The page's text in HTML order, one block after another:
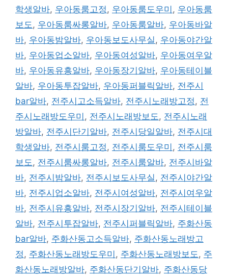
학생알바, 우아동룸고정, 우아동룸도우미 , 우아동룸
보도, 우아동룸싸롱알바, 우아동룸알바, 우아동바알
바, 우아동밤알바, 우아동보도사무실, 우아동야간알
바, 우아동업소알바, 우아동여성알바, 우아동여우알
바, 우아동유흥알바, 우아동장기알바, 우아동테이블
알바, 우아동투잡알바, 우아동퍼블릭알바, 전주시
bar알바, 전주시고소득알바, 전주시노래방고정, 전
주시노래방도우미 , 전주시노래방보도, 전주시노래
방알바, 전주시단기알바, 전주시당일알바, 전주시대
학생알바, 전주시룸고정, 전주시룸도우미 , 전주시룸
보도, 전주시룸싸롱알바, 전주시룸알바, 전주시바알
바, 전주시밤알바, 전주시보도사무실, 전주시야간알
바, 전주시업소알바, 전주시여성알바, 전주시여우알
바, 전주시유흥알바, 전주시장기알바, 전주시테이블
알바, 전주시투잡알바, 전주시퍼블릭알바, 주화산동
bar알바, 주화산동고소득알바, 주화산동노래방고
정, 주화산동노래방도우미 , 주화산동노래방보도, 주
화산동노래방알바, 주화산동단기알바, 주화산동당